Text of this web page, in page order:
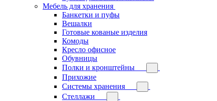
Мебель для хранения
Банкетки и пуфы
Вешалки
Готовые кованые изделия
Комоды
Кресло офисное
Обувницы
Полки и кронштейны
Прихожие
Системы хранения
Стеллажи